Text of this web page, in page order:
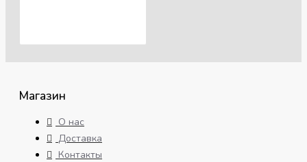
Магазин
О нас
Доставка
Контакты